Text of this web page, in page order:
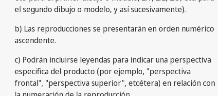
el segundo dibujo o modelo, y así sucesivamente).
b) Las reproducciones se presentarán en orden numérico
ascendente.
c) Podrán incluirse leyendas para indicar una perspectiva
especifica del producto (por ejemplo, "perspectiva
frontal", "perspectiva superior", etcétera) en relación con